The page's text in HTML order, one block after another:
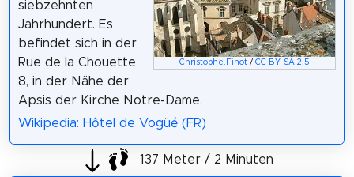
Christophe.Finot /CC BY-SA 2.5
siebzehnten
Jahrhundert. Es
befindet sich in der
Rue de la Chouette
8, in der Nähe der
Apsis der Kirche Notre-Dame.
Wikipedia: Hôtel de Vogüé (FR)
137 Meter / 2 Minuten